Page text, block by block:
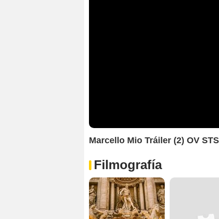
Marcello Mio Tráiler (2) OV
Filmografía